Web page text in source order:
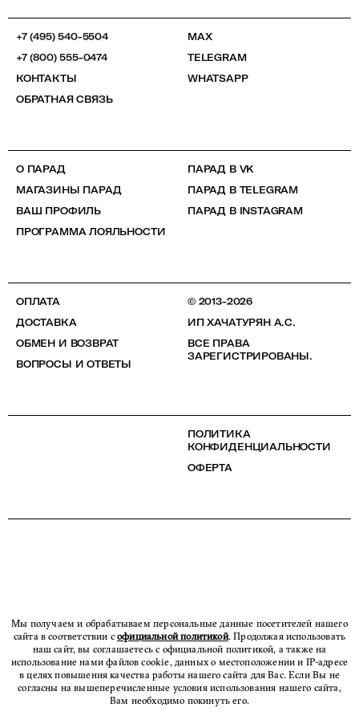
+7 (495) 540-5504
+7 (800) 555-0474
КОНТАКТЫ
ОБРАТНАЯ СВЯЗЬ
MAX
TELEGRAM
WHATSAPP
О ПАРАД
МАГАЗИНЫ ПАРАД
ВАШ ПРОФИЛЬ
ПРОГРАММА ЛОЯЛЬНОСТИ
ПАРАД В VK
ПАРАД В TELEGRAM
ПАРАД В INSTAGRAM
ОПЛАТА
ДОСТАВКА
ОБМЕН И ВОЗВРАТ
ВОПРОСЫ И ОТВЕТЫ
© 2013-2026
ИП ХАЧАТУРЯН А.С.
ВСЕ ПРАВА
ЗАРЕГИСТРИРОВАНЫ.
ПОЛИТИКА
КОНФИДЕНЦИАЛЬНОСТИ
ОФЕРТА
Мы получаем и обрабатываем персональные данные посетителей нашего
сайта в соответствии софициальной политикой. Продолжая использовать
наш сайт, вы соглашаетесь с официальной политикой, а также на
использование нами файлов cookie, данных о местоположении и IP-адресе
в целях повышения качества работы нашего сайта для Вас. Если Вы не
согласны на вышеперечисленные условия использования нашего сайта,
Вам необходимо покинуть его.